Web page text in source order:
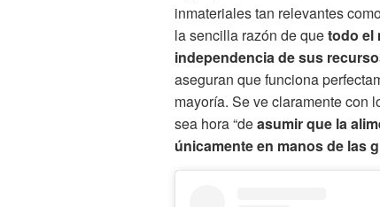
inmateriales tan relevantes
la sencilla razón de quetodo el
independencia de sus
aseguran que funciona
mayoría. Se ve claramente con
sea hora “deasumir que la
únicamente en manos de las